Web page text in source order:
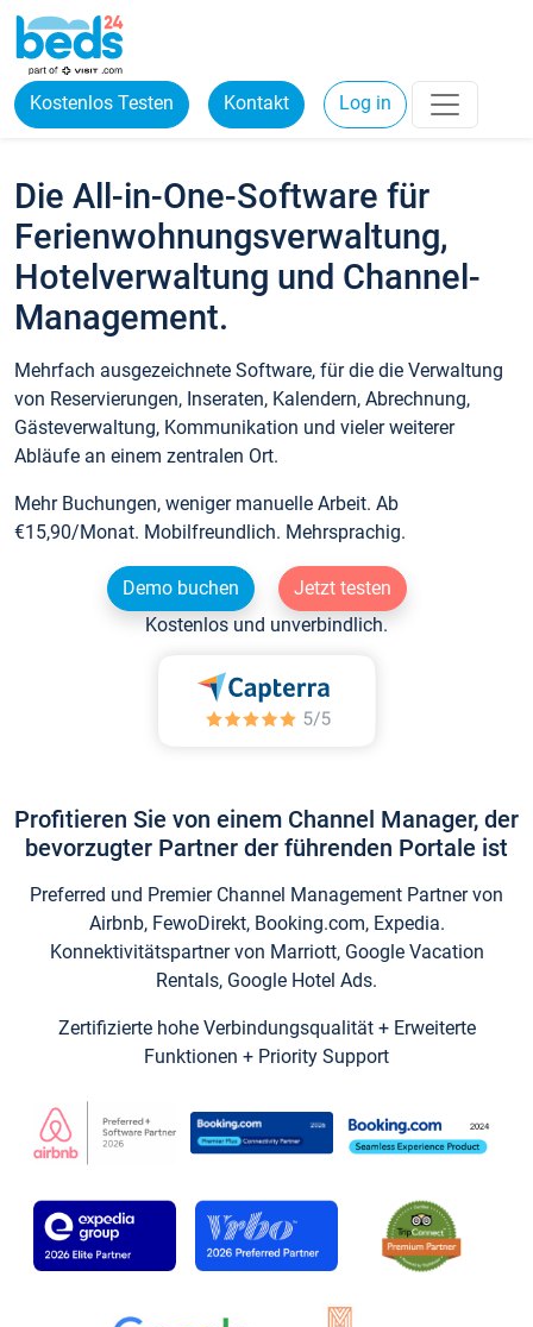
Kostenlos Testen Kontakt Log in
Die All-in-One-Software für
Ferienwohnungsverwaltung,
Hotelverwaltung und Channel-
Management.
Mehrfach ausgezeichnete Software, für die die Verwaltung
von Reservierungen, Inseraten, Kalendern, Abrechnung,
Gästeverwaltung, Kommunikation und vieler weiterer
Abläufe an einem zentralen Ort.
Mehr Buchungen, weniger manuelle Arbeit. Ab
€15,90/Monat. Mobilfreundlich. Mehrsprachig.
Demo buchen
Jetzt testen
Kostenlos und unverbindlich.
Profitieren Sie von einem Channel Manager, der
bevorzugter Partner der führenden Portale ist
Preferred und Premier Channel Management Partner von
Airbnb, FewoDirekt, Booking.com, Expedia.
Konnektivitätspartner von Marriott, Google Vacation
Rentals, Google Hotel Ads.
Zertifizierte hohe Verbindungsqualität + Erweiterte
Funktionen + Priority Support